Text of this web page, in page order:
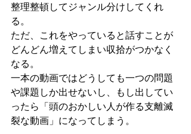
整理整頓してジャンル分けしてくれ
る。
ただ、これをやっていると話すことが
どんどん増えてしまい収拾がつかなく
なる。
一本の動画ではどうしても一つの問題
や課題しか出せないし、もし出してい
ったら「頭のおかしい人が作る支離滅
裂な動画」になってしまう。